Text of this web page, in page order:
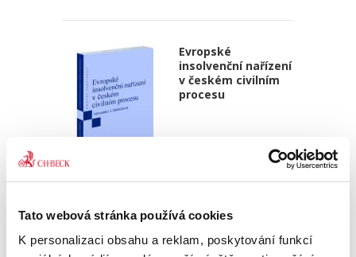
Tato webová stránka používá cookies
K personalizaci obsahu a reklam, poskytování funkcí
Evropské
insolvenční nařízení
v českém civilním
procesu